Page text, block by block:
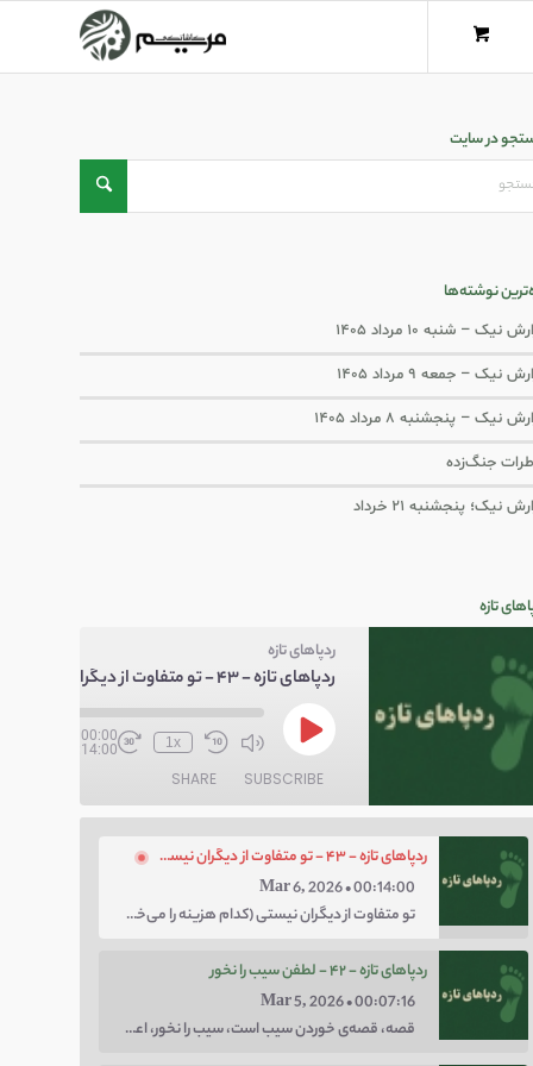
در سایت
نوشته‌ها
نیک – شنبه ۱۰ مرداد ۱۴۰۵
نیک – جمعه ۹ مرداد ۱۴۰۵
نیک – پنجشنبه ۸ مرداد ۱۴۰۵
جنگ‌‌زده
نیک؛ پنجشنبه ۲۱ خرداد
تازه
ردپاهای تازه
1x
00:00
00:14:00
SUBSCRIBE
SHARE
ردپاهای تازه - ۴۳ - تو متفاوت از دیگران نیستی
Mar 6, 2026 • 00:14:00
تو متفاوت از دیگران نیستی (کدام هزینه را می‌خواهی پرداخت کنی؛ هزینه‌ی چاق بودن یا لاغر بودن؟ با توهم متفاوت بودن کار را برای خودت سخت نکن.)
ردپاهای تازه - ۴۲ - لطفن سیب را نخور
Mar 5, 2026 • 00:07:16
قصه، قصه‌ی خوردن سیب است، سیب را نخور، اعتماد کن.